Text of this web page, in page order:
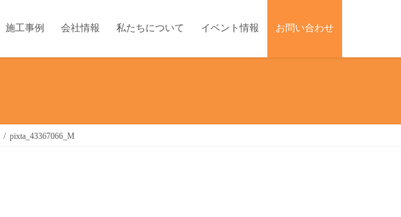
施工事例 会社情報 私たちについて イベント情報 お問い合わせ
pixta_43367066_M